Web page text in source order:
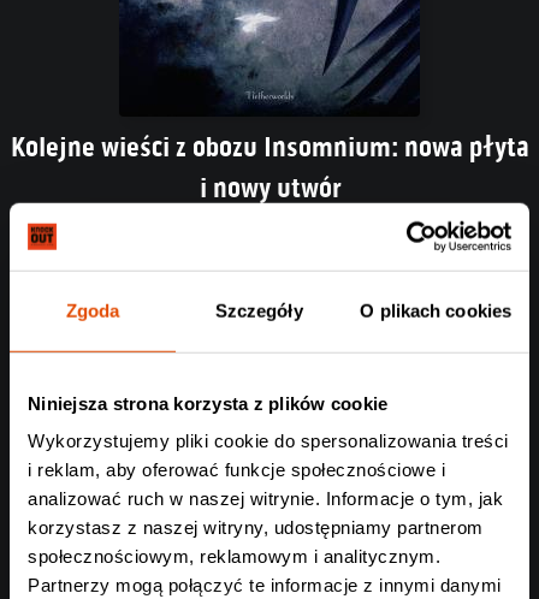
Zgoda Szczegóły O plikach cookies
Niniejsza strona korzysta z plików cookie
Wykorzystujemy pliki cookie do spersonalizowania treści
i reklam, aby oferować funkcje społecznościowe i
analizować ruch w naszej witrynie. Informacje o tym, jak
korzystasz z naszej witryny, udostępniamy partnerom
społecznościowym, reklamowym i analitycznym.
Partnerzy mogą połączyć te informacje z innymi danymi
Kolejne wieści z obozu Insomnium: nowa płyta
i nowy utwór
Melancholijni deathmetalowcy wydadzą nowy album,
„Netheworlds”. Premierę krążka zaplanowano na 16 października.
Czytaj całość